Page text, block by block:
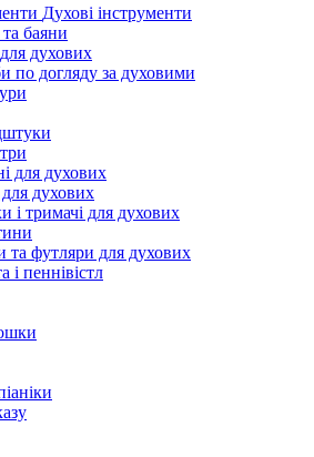
Духові інструменти
баяни
духових
по догляду за духовими
для духових
для духових
і тримачі для духових
та футляри для духових
і пеннівістл